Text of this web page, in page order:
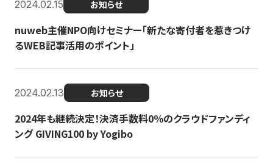
2024.02.15 お知らせ
nuweb主催NPO向けセミナー「新たな寄付者を惹きつけ
るWEB記事活用のポイント」
2024.02.13 お知らせ
2024年も継続決定！決済手数料0％のクラウドファンディ
ング GIVING100 by Yogibo